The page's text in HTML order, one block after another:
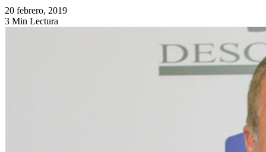
20 febrero, 2019
3 Min Lectura